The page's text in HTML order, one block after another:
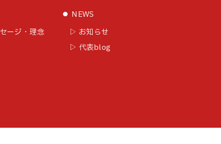
ージ・理念
⚫︎ NEWS
▷ お知らせ
▷ 代表blog